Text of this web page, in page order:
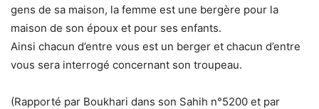
gens de sa maison, la femme est une bergère pour la
maison de son époux et pour ses enfants.
Ainsi chacun d’entre vous est un berger et chacun d’entre
vous sera interrogé concernant son troupeau.
(Rapporté par Boukhari dans son Sahih n°5200 et par